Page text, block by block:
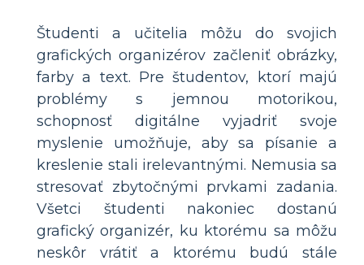
Študenti a učitelia môžu do svojich
grafických organizérov začleniť obrázky,
farby a text. Pre študentov, ktorí majú
problémy s jemnou motorikou,
schopnosť digitálne vyjadriť svoje
myslenie umožňuje, aby sa písanie a
kreslenie stali irelevantnými. Nemusia sa
stresovať zbytočnými prvkami zadania.
Všetci študenti nakoniec dostanú
grafický organizér, ku ktorému sa môžu
neskôr vrátiť a ktorému budú stále